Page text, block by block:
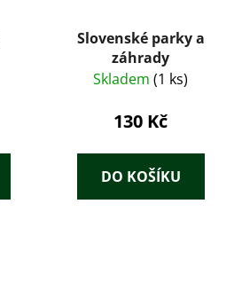
Slovenské parky a
záhrady
Skladem (1 ks)
130 Kč
DO KOŠÍKU